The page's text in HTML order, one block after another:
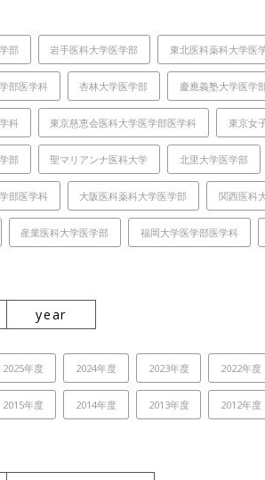
部 岩手医科大学医学部 東北医科薬科大学医
部医学科 杏林大学医学部 慶應義塾大学医学
科 東京慈恵会医科大学医学部医学科 東京女
部 聖マリアンナ医科大学 北里大学医学部
部医学科 大阪医科薬科大学医学部 関西医科
産業医科大学医学部 福岡大学医学部医学科
year
2025年度 2024年度 2023年度 2022年度
2015年度 2014年度 2013年度 2012年度